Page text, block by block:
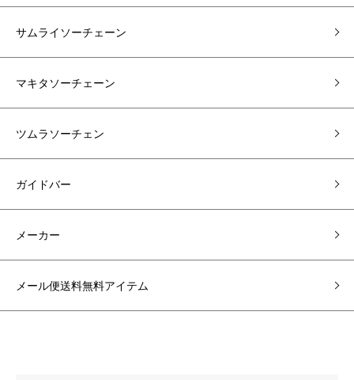
サムライソーチェーン
マキタソーチェーン
ツムラソーチェン
ガイドバー
メーカー
メール便送料無料アイテム